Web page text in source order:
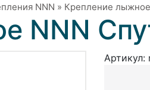
NNN » Крепление
NNN
Артикул: